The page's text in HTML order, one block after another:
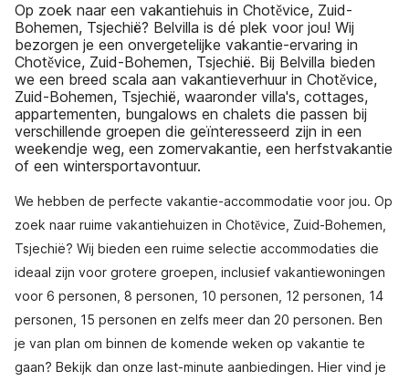
Op zoek naar een vakantiehuis in Chotěvice, Zuid-
Bohemen, Tsjechië? Belvilla is dé plek voor jou! Wij
bezorgen je een onvergetelijke vakantie-ervaring in
Chotěvice, Zuid-Bohemen, Tsjechië. Bij Belvilla bieden
we een breed scala aan vakantieverhuur in Chotěvice,
Zuid-Bohemen, Tsjechië, waaronder villa's, cottages,
appartementen, bungalows en chalets die passen bij
verschillende groepen die geïnteresseerd zijn in een
weekendje weg, een zomervakantie, een herfstvakantie
of een wintersportavontuur.
We hebben de perfecte vakantie-accommodatie voor jou. Op
zoek naar ruime vakantiehuizen in Chotěvice, Zuid-Bohemen,
Tsjechië? Wij bieden een ruime selectie accommodaties die
ideaal zijn voor grotere groepen, inclusief vakantiewoningen
voor 6 personen, 8 personen, 10 personen, 12 personen, 14
personen, 15 personen en zelfs meer dan 20 personen. Ben
je van plan om binnen de komende weken op vakantie te
gaan? Bekijk dan onze last-minute aanbiedingen. Hier vind je